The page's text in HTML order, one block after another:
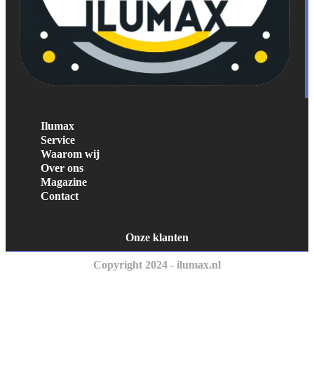
Ilumax
Service
Waarom wij
Over ons
Magazine
Contact
Onze klanten
Copyright 2024 - ilumax.nl